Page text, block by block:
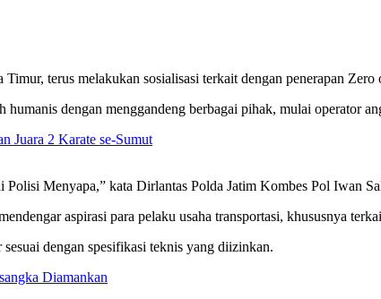
terus melakukan sosialisasi terkait dengan penerapan
dengan menggandeng berbagai pihak, mulai operator
Juara 2 Karate se-Sumut
Menyapa,” kata Dirlantas Polda Jatim Kombes Pol Iwan
aspirasi para pelaku usaha transportasi, khususnya
dengan spesifikasi teknis yang diizinkan.
Diamankan